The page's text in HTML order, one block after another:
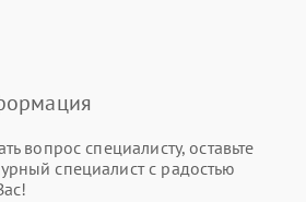
вопрос специалисту, оставьте
специалист с радостью